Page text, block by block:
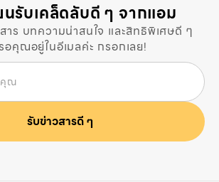
นรับเคล็ดลับดี ๆ จากแอม
าร บทความน่าสนใจ และสิทธิพิเศษดี ๆ
อคุณอยู่ในอีเมลค่ะ กรอกเลย!